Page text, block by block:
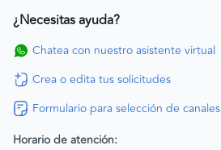
¿Necesitas ayuda?
Chatea con nuestro asistente virtual
Crea o edita tus solicitudes
Formulario para selección de canales
Horario de atención: